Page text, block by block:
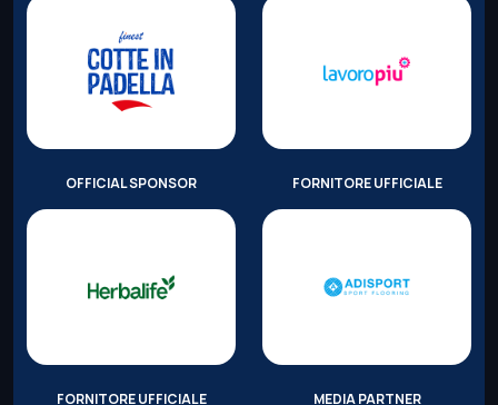
OFFICIAL SPONSOR FORNITORE UFFICIALE
FORNITORE UFFICIALE MEDIA PARTNER